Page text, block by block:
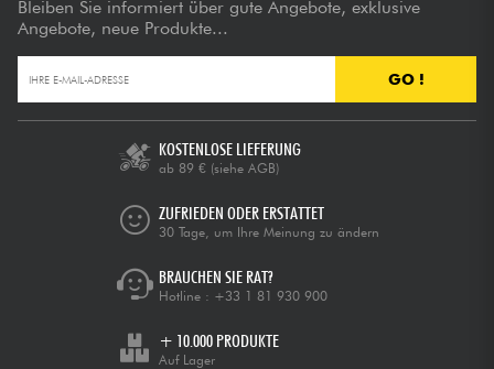
Bleiben Sie informiert über gute Angebote, exklusive
Angebote, neue Produkte...
GO !
KOSTENLOSE LIEFERUNG
ab 89 € (siehe AGB)
ZUFRIEDEN ODER ERSTATTET
30 Tage, um Ihre Meinung zu ändern
BRAUCHEN SIE RAT?
Hotline : +33 1 81 930 900
+ 10.000 PRODUKTE
Auf Lager